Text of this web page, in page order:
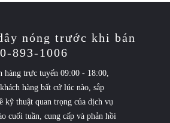
nóng trước khi bán
893-1006
hàng trực tuyến 09:00 - 18:00,
hàng bất cứ lúc nào, sắp
kỹ thuật quan trọng của dịch vụ
cuối tuần, cung cấp và phản hồi